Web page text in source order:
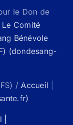
le Don de
Comité
Bénévole
(dondesang-
/Accueil |